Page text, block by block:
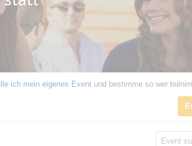
ich mein eigenes Event und bestimme so wer